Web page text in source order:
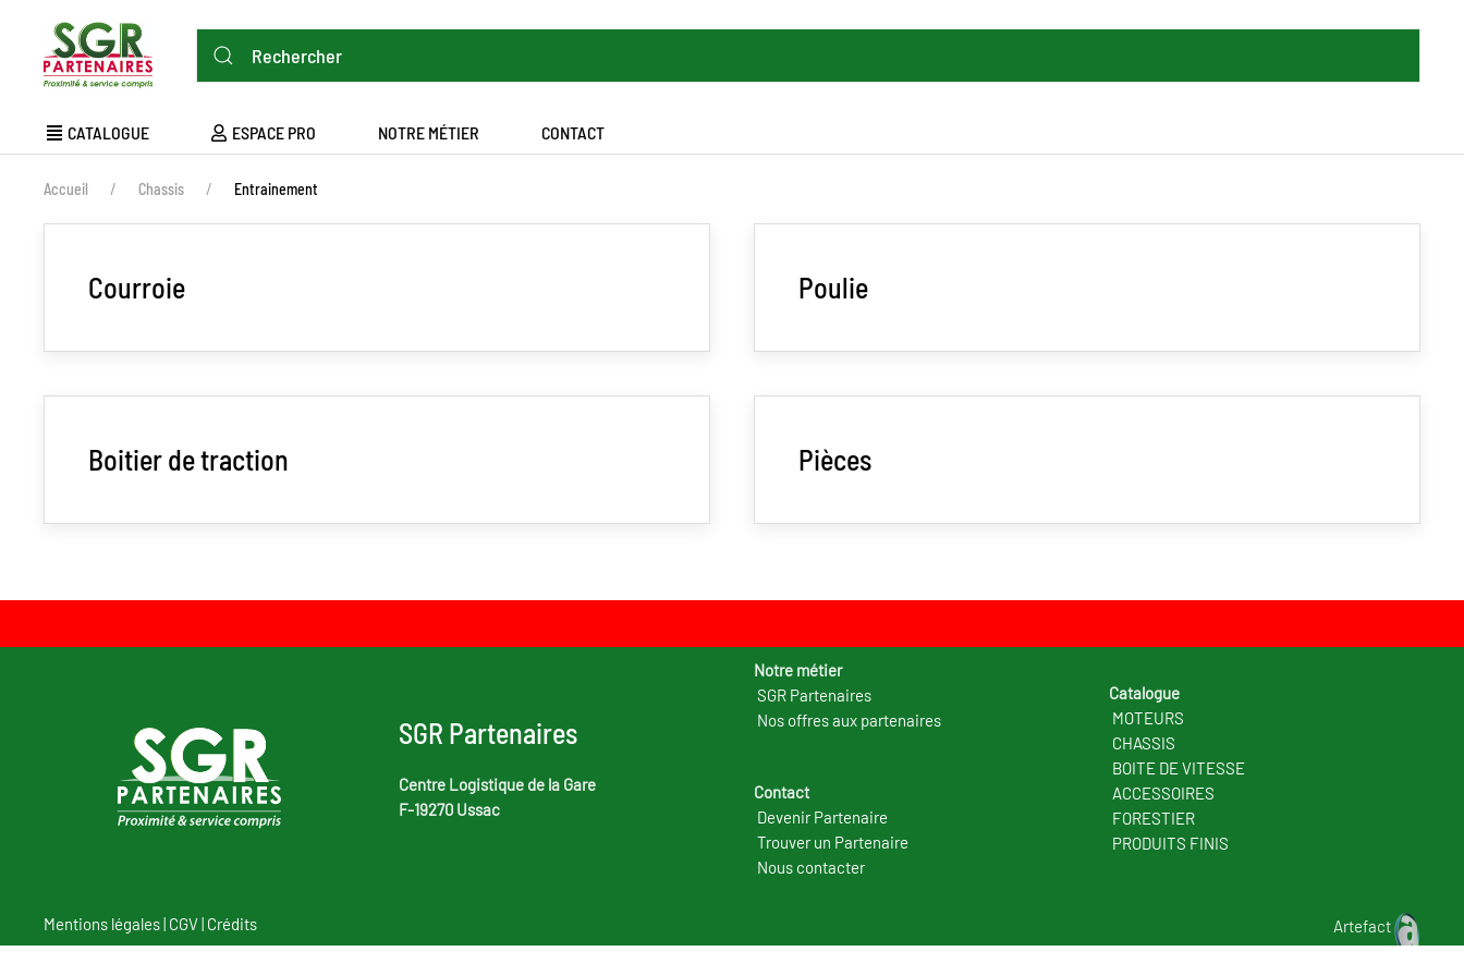
contenu
principal
MAIN
NAVIGATION
CATALOGUE ESPACE PRO NOTRE MÉTIER CONTACT
FIL
D'ARIANE
Accueil Chassis Entrainement
Courroie Poulie
Boitier de traction Pièces
SGR Partenaires
Centre Logistique de la Gare
F-19270 Ussac
Notre métier
SGR Partenaires
Nos offres aux partenaires
Contact
Devenir Partenaire
Trouver un Partenaire
Nous contacter
Catalogue
MOTEURS
CHASSIS
BOITE DE VITESSE
ACCESSOIRES
FORESTIER
PRODUITS FINIS
Mentions légales| CGV| Crédits Artefact